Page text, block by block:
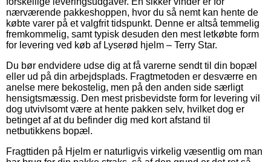
nærværende pakkeshoppen, hvor du så nemt kan hente de
købte varer på et valgfrit tidspunkt. Denne er altså temmelig
fremkommelig, samt typisk desuden den mest letkøbte form
for levering ved køb af Lyserød hjelm – Terry Star.
Du bør endvidere udse dig at få varerne sendt til din bopæl
eller ud på din arbejdsplads. Fragtmetoden er desværre en
anelse mere bekostelig, men på den anden side særligt
hensigtsmæssig. Den mest prisbevidste form for levering vil
dog utvivlsomt være at hente pakken selv, hvilket dog er
betinget af at du befinder dig med kort afstand til
netbutikkens bopæl.
Fragttiden på Hjelm er naturligvis virkelig væsentlig om man